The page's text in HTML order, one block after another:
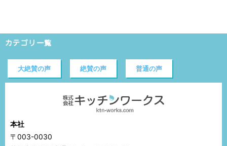
カテゴリ一覧
大絶賛の声 絶賛の声 普通の声
本社
〒003-0030